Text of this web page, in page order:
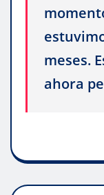
meses.
ahora